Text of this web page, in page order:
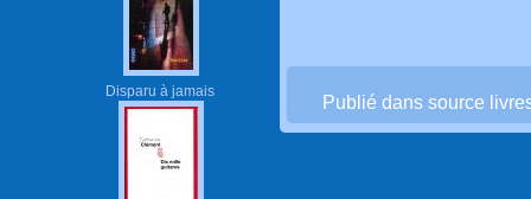
Disparu à jamais
Publié dans source